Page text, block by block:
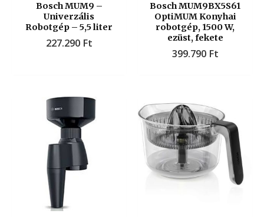
Bosch MUM9 –
Univerzális
Robotgép – 5,5 liter
227.290 Ft
Bosch MUM9BX5S61
OptiMUM Konyhai
robotgép, 1500 W,
ezüst, fekete
399.790 Ft